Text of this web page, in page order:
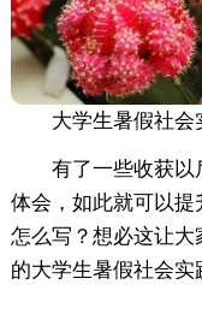
大学生暑假社会
有了一些收获以
体会，如此就可以
怎么写？想必这让
的大学生暑假社会实